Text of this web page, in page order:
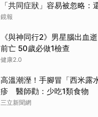
「共同症狀」容易被忽略：
大
鏡報
《與神同行2》男星腦出血
前亡 50歲必做1檢查
健康2.0
高溫潮溼！手腳冒「西米露
疹 醫師勸：少吃1類食物
三立新聞網